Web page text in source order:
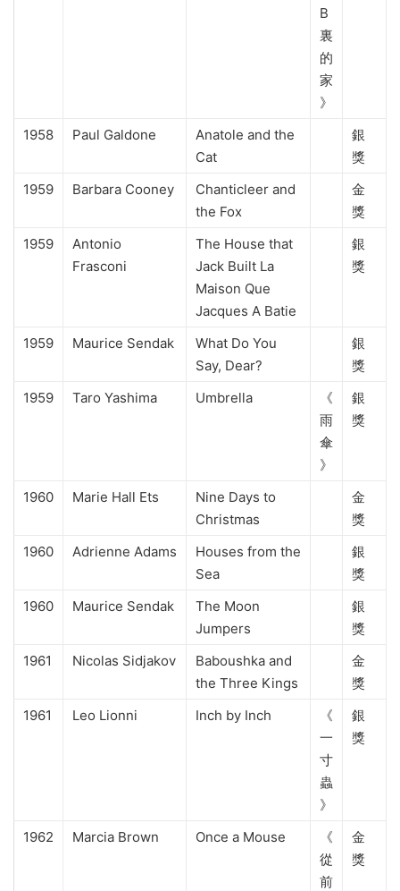
B
裏
的
家
》
1958 Paul Galdone
Anatole and the
Cat
銀
獎
1959
Barbara Cooney
Chanticleer and
the Fox
金
獎
1959
Antonio
Frasconi
The House that
Jack Built La
Maison Que
Jacques A Batie
銀
獎
1959 Maurice Sendak
What Do You
Say, Dear?
銀
獎
1959
Taro Yashima Umbrella
《
雨
傘
》
銀
獎
1960 Marie Hall Ets
Nine Days to
Christmas
金
獎
1960
Adrienne Adams
Houses from the
Sea
銀
獎
1960
Maurice Sendak
The Moon
Jumpers
銀
獎
1961
Nicolas Sidjakov
Baboushka and
the Three Kings
金
獎
1961
Leo Lionni Inch by Inch
《
一
寸
蟲
》
銀
獎
1962 Marcia Brown Once a Mouse
《
從
前
金
獎